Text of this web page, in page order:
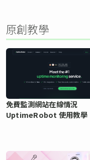
原創教學
免費監測網站在線情況
UptimeRobot 使用教學